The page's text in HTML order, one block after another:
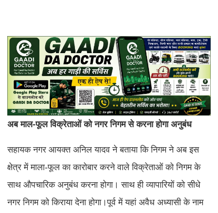
अब माल-फूल विक्रेताओं को नगर निगम से करना होगा अनुबंध
सहायक ​नगर आयक्त अनिल यादव ने बताया कि निगम ने अब इस
क्षेत्र में माला-फूल का कारोबार करने वाले विक्रेताओं को निगम के
साथ औपचारिक अनुबंध करना होगा। साथ ही ​व्यापारियों को सीधे
नगर निगम को किराया देना होगा।​पूर्व में यहां अवैध अध्यासी के नाम